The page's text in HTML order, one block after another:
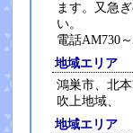
ます。又急
い。
電話AM730
地域エリア
鴻巣市、北
吹上地域、
地域エリア